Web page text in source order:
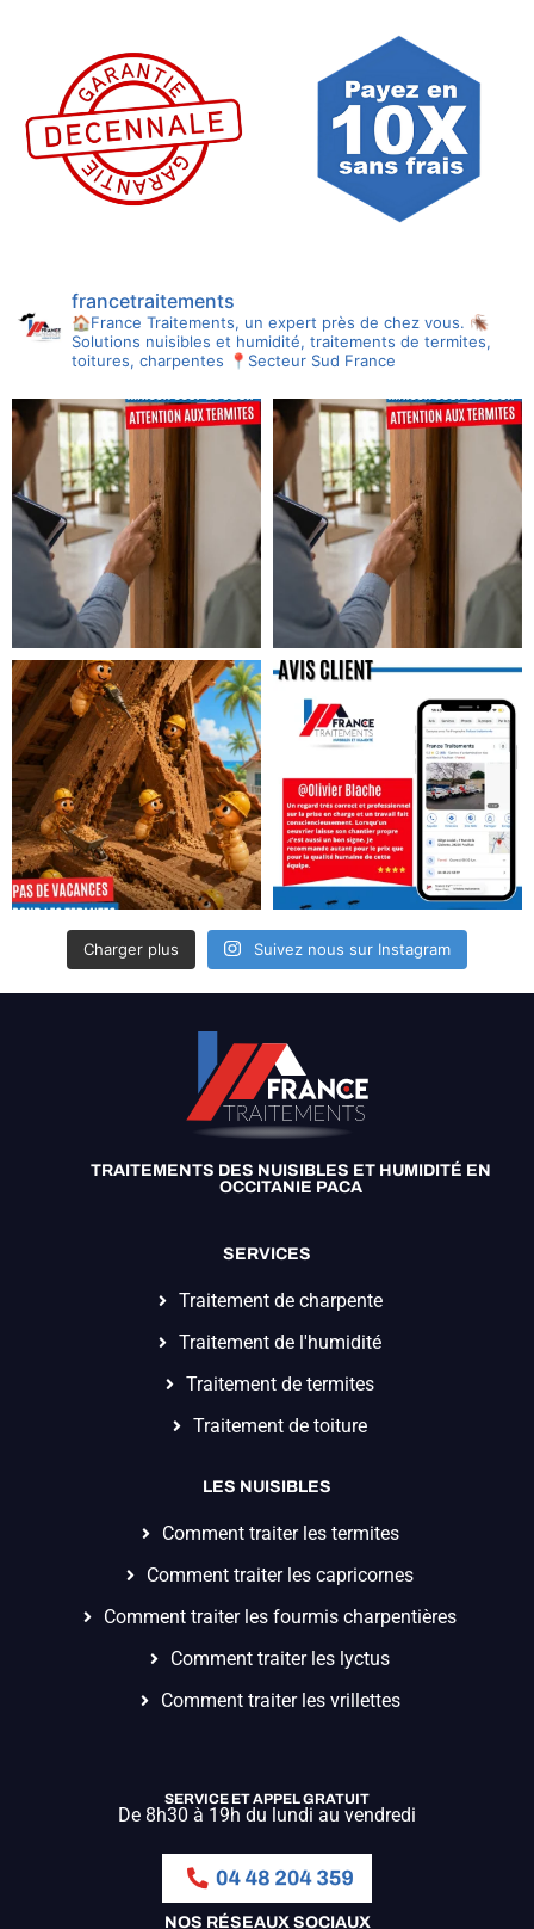
francetraitements
🏠France Traitements, un expert près de chez vous. 🪳
Solutions nuisibles et humidité, traitements de termites,
toitures, charpentes 📍Secteur Sud France
Charger plus Suivez nous sur Instagram
TRAITEMENTS DES NUISIBLES ET HUMIDITÉ EN
OCCITANIE PACA
SERVICES
Traitement de charpente
Traitement de l'humidité
Traitement de termites
Traitement de toiture
LES NUISIBLES
Comment traiter les termites
Comment traiter les capricornes
Comment traiter les fourmis charpentières
Comment traiter les lyctus
Comment traiter les vrillettes
SERVICE ET APPEL GRATUIT
De 8h30 à 19h du lundi au vendredi
NOS RÉSEAUX SOCIAUX